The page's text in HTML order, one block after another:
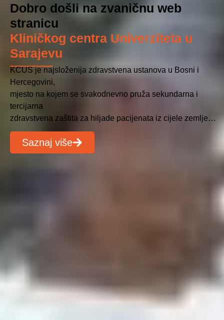
Dobro došli na zvaničnu web
stranicu
Kliničkog centra Univerziteta u
Sarajevu
KCUS je najsloženija zdravstvena ustanova u Bosni i
Hercegovini,
mjesto na kojem se svakodnevno pruža sekundarna i
tercijarna
zdravstvena zaštita za hiljade pacijenata iz cijele zemlje…
Saznaj više